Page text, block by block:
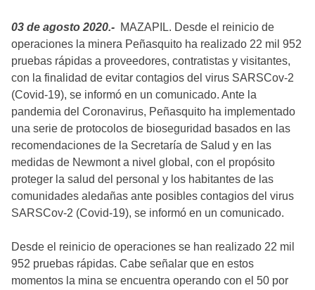
03 de agosto 2020.- MAZAPIL. Desde el reinicio de
operaciones la minera Peñasquito ha realizado 22 mil 952
pruebas rápidas a proveedores, contratistas y visitantes,
con la finalidad de evitar contagios del virus SARSCov-2
(Covid-19), se informó en un comunicado. Ante la
pandemia del Coronavirus, Peñasquito ha implementado
una serie de protocolos de bioseguridad basados en las
recomendaciones de la Secretaría de Salud y en las
medidas de Newmont a nivel global, con el propósito
proteger la salud del personal y los habitantes de las
comunidades aledañas ante posibles contagios del virus
SARSCov-2 (Covid-19), se informó en un comunicado.
Desde el reinicio de operaciones se han realizado 22 mil
952 pruebas rápidas. Cabe señalar que en estos
momentos la mina se encuentra operando con el 50 por